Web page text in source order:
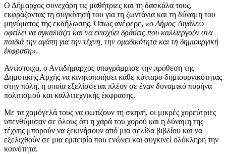
Ο Δήμαρχος συνεχάρη τις μαθήτριες και τη δασκάλα τους,
εκφράζοντας τη συγκίνησή του για τη ζωντάνια και τη δύναμη του
μηνύματος της εκδήλωσης. Όπως ανέφερε, «ο Δήμος Αιγάλεω
οφείλει να αγκαλιάζει και να ενισχύει δράσεις που καλλιεργούν στα
παιδιά την αγάπη για την τέχνη, την ομαδικότητα και τη δημιουργική
έκφραση».
Αντίστοιχα, ο Αντιδήμαρχος υπογράμμισε την πρόθεση της
Δημοτικής Αρχής να κινητοποιήσει κάθε κύτταρο δημιουργικότητας
στην πόλη, η οποία εξελίσσεται πλέον σε έναν δυναμικό πυρήνα
πολιτισμού και καλλιτεχνικής έκφρασης.
Με τα χαμόγελά τους να φωτίζουν τη σκηνή, οι μικρές χορεύτριες
υπενθύμισαν σε όλους ότι η χαρά του χορού και η δύναμη της
τέχνης μπορούν να ξεκινήσουν από μια σελίδα βιβλίου και να
εξελιχθούν σε μια εμπειρία που ενώνει και συγκινεί ολόκληρη την
κοινότητα.